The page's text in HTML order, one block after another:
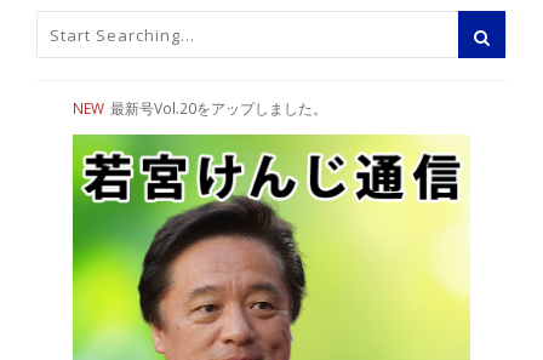
NEW 最新号Vol.20をアップしました。